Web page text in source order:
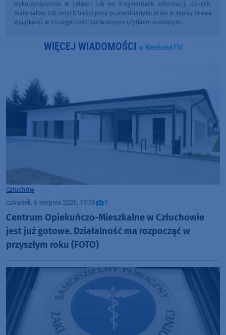
wykorzystywanie w całości lub we fragmentach informacji, danych,
materiałów lub innych treści poza przewidzianymi przez przepisy prawa
wyjątkami, w szczególności dozwolonym użytkiem osobistym.
WIĘCEJ WIADOMOŚCI w Weekend FM
Człuchów
czwartek, 6 sierpnia 2026, 10:03 8
Centrum Opiekuńczo-Mieszkalne w Człuchowie
jest już gotowe. Działalność ma rozpocząć w
przyszłym roku (FOTO)